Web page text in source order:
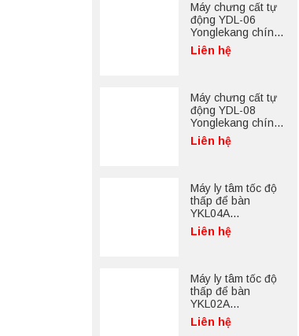
Máy chưng cất tự
động YDL-06
Yonglekang chính
hãng – Thiết bị
chưng cất mẫu
Liên hệ
Máy chưng cất tự
động YDL-08
Yonglekang chính
hãng – Thiết bị
chưng cất mẫu
Liên hệ
Máy ly tâm tốc độ
thấp để bàn
YKL04A
Yonglekang – Máy
ly tâm phòng thí
Liên hệ
Máy ly tâm tốc độ
thấp để bàn
YKL02A
Yonglekang – Máy
ly tâm phòng thí
Liên hệ